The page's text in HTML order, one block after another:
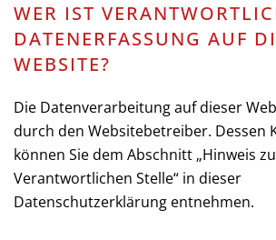
WER IST
DATENERFASSUNG AUF
WEBSITE?
Die Datenverarbeitung auf dieser
durch den Websitebetreiber. Dessen
können Sie dem Abschnitt „Hinweis
Verantwortlichen Stelle“ in dieser
Datenschutzerklärung entnehmen.